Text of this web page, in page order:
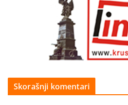
Skorašnji komentari